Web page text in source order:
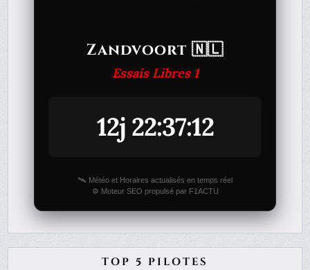
Zandvoort 🇳🇱
Essais Libres 1
12j 22:37:12
🛰️ Météo et Horaires actualisés en temps réel
⚙️ Moteur SEO propulsé par F1ACTU
TOP 5 PILOTES